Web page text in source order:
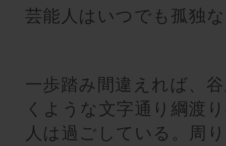
芸能人はいつでも孤独
一歩踏み間違えれば、
くような文字通り綱渡
人は過ごしている。周